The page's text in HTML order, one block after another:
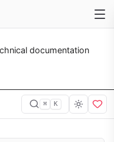
documentation
⌘ K